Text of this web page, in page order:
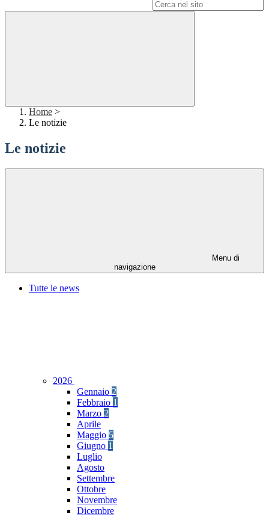
Home >
Le notizie
Le notizie
Menu di
navigazione
Tutte le news
2026
Gennaio 2
Febbraio 1
Marzo 2
Aprile
Maggio 5
Giugno 1
Luglio
Agosto
Settembre
Ottobre
Novembre
Dicembre